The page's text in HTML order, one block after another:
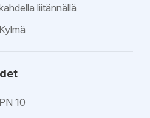
liitännällä
Kylmä
PN 10